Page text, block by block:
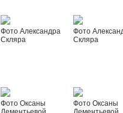
Фото Александра
Скляра
Фото
Скляра
Фото Оксаны
Фото Оксаны